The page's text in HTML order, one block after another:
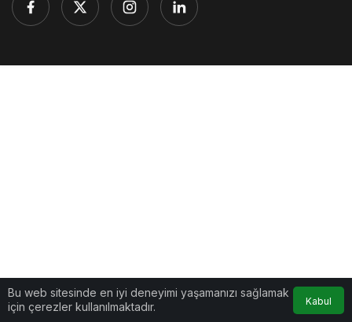
Bu web sitesinde en iyi deneyimi yaşamanızı sağlamak
için çerezler kullanılmaktadır.
Kabul